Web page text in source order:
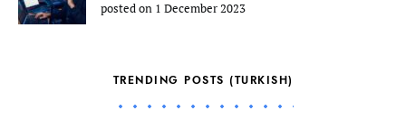
posted on 1 December 2023
TRENDING POSTS (TURKISH)